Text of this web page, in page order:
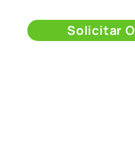
Solicitar